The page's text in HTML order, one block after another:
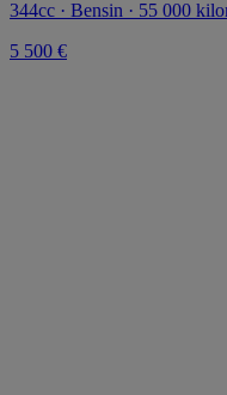
344cc · Bensin · 55 000
5 500 €